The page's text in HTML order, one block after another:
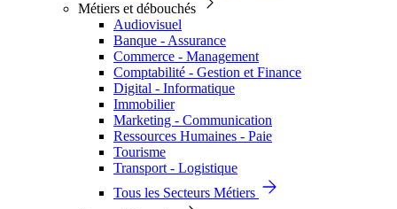
Métiers et débouchés
Audiovisuel
Banque - Assurance
Commerce - Management
Comptabilité - Gestion et Finance
Digital - Informatique
Immobilier
Marketing - Communication
Ressources Humaines - Paie
Tourisme
Transport - Logistique
Tous les Secteurs Métiers